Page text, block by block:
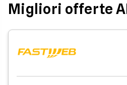
Migliori offerte